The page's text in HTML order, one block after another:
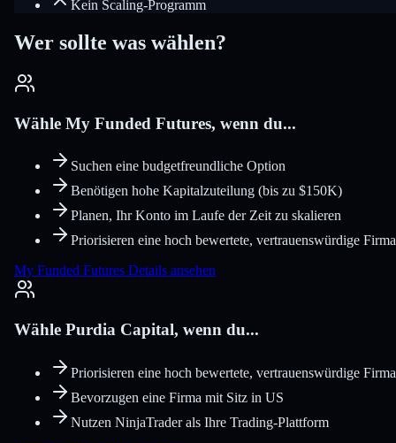
Kein Scaling-Programm
Wer sollte was wählen?
Wähle My Funded Futures, wenn du...
Suchen eine budgetfreundliche Option
Benötigen hohe Kapitalzuteilung (bis zu $150K)
Planen, Ihr Konto im Laufe der Zeit zu skalieren
Priorisieren eine hoch bewertete, vertrauenswürdige Firma
My Funded Futures Details ansehen
Wähle Purdia Capital, wenn du...
Priorisieren eine hoch bewertete, vertrauenswürdige Firma
Bevorzugen eine Firma mit Sitz in US
Nutzen NinjaTrader als Ihre Trading-Plattform